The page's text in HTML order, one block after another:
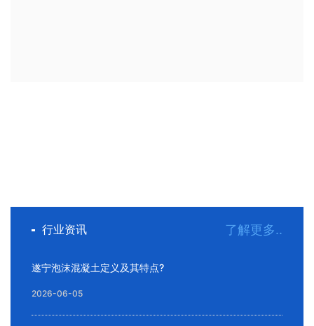
行业资讯 了解更多..
遂宁泡沫混凝土定义及其特点?
2026-06-05